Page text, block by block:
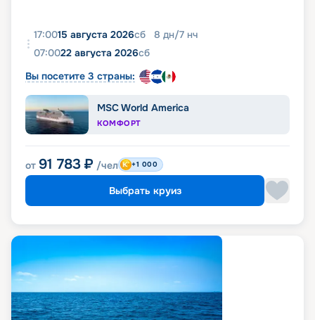
17:0015 августа 2026сб 8 дн/7 нч
07:0022 августа 2026сб
Вы посетите 3 страны:
MSC World America
КОМФОРТ
от 91 783 ₽ /чел +1 000
Выбрать круиз